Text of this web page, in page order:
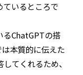
ているところで
るChatGPTの搭
本質的に伝えた
てくれるため、